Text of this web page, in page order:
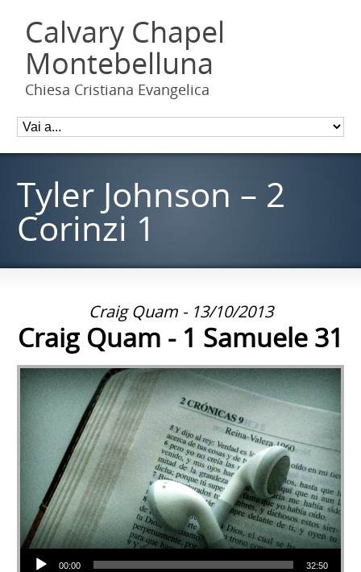
Calvary Chapel
Montebelluna
Chiesa Cristiana Evangelica
Tyler Johnson – 2
Corinzi 1
Craig Quam - 13/10/2013
Craig Quam - 1 Samuele 31
Audio Player
00:00 32:50